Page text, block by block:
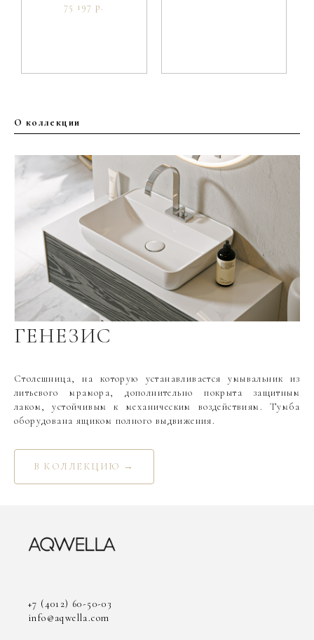
75 197 р.
О коллекции
ГЕНЕЗИС
Столешница, на которую устанавливается умывальник из
литьевого мрамора, дополнительно покрыта защитным
лаком, устойчивым к механическим воздействиям. Тумба
оборудована ящиком полного выдвижения.
В КОЛЛЕКЦИЮ →
+7 (4012) 60-50-03
info@aqwella.com